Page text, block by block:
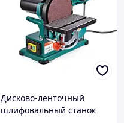
Дисково-ленточный
шлифовальный станок